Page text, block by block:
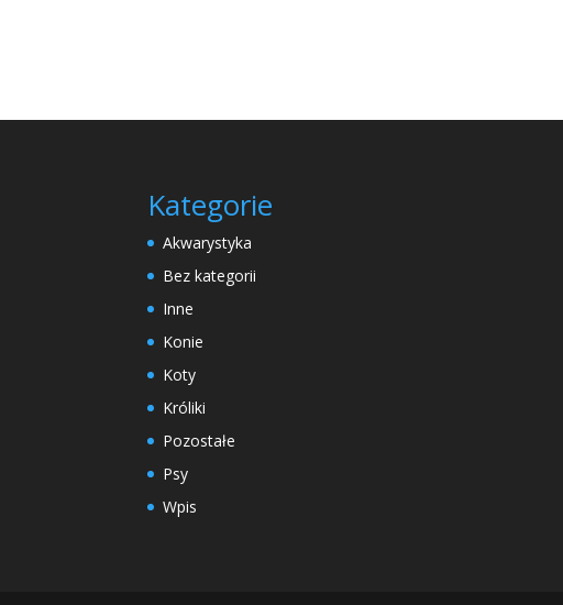
Kategorie
Akwarystyka
Bez kategorii
Inne
Konie
Koty
Króliki
Pozostałe
Psy
Wpis